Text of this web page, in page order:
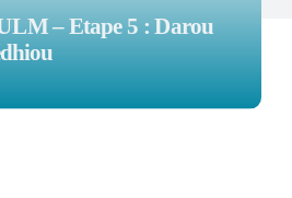
ULM : Etape 3